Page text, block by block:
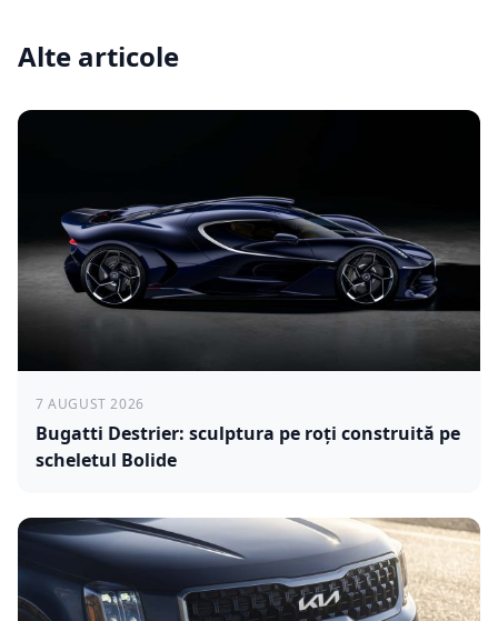
Alte articole
7 AUGUST 2026
Bugatti Destrier: sculptura pe roți construită pe
scheletul Bolide